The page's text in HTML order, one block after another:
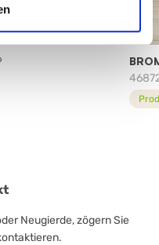
Neugierde, zögern Sie